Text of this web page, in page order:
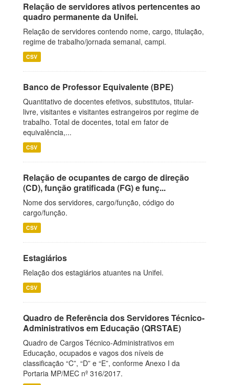
Relação de servidores ativos pertencentes ao
quadro permanente da Unifei.
Relação de servidores contendo nome, cargo, titulação,
regime de trabalho/jornada semanal, campi.
CSV
Banco de Professor Equivalente (BPE)
Quantitativo de docentes efetivos, substitutos, titular-
livre, visitantes e visitantes estrangeiros por regime de
trabalho. Total de docentes, total em fator de
equivalência,...
CSV
Relação de ocupantes de cargo de direção
(CD), função gratificada (FG) e funç...
Nome dos servidores, cargo/função, código do
cargo/função.
CSV
Estagiários
Relação dos estagiários atuantes na Unifei.
CSV
Quadro de Referência dos Servidores Técnico-
Administrativos em Educação (QRSTAE)
Quadro de Cargos Técnico-Administrativos em
Educação, ocupados e vagos dos níveis de
classificação “C”, “D” e “E”, conforme Anexo I da
Portaria MP/MEC nº 316/2017.